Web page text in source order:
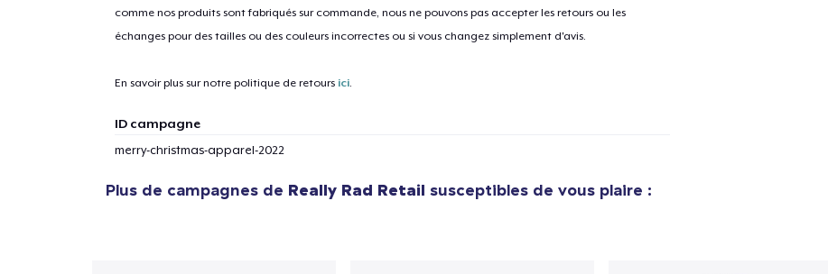
comme nos produits sont fabriqués sur commande, nous ne pouvons pas accepter les retours ou les
échanges pour des tailles ou des couleurs incorrectes ou si vous changez simplement d'avis.
En savoir plus sur notre politique de retours ici.
ID campagne
merry-christmas-apparel-2022
Plus de campagnes de Really Rad Retail susceptibles de vous plaire :